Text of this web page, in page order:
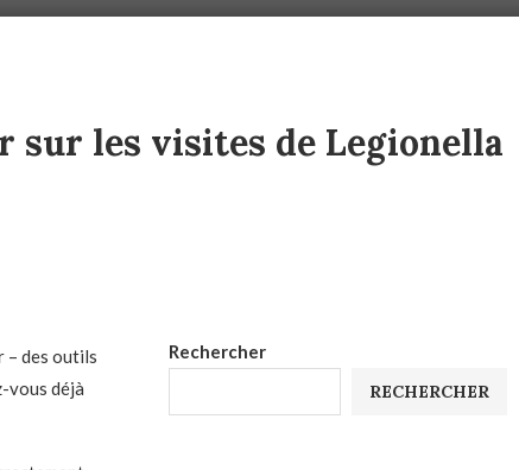
sur les visites de Legionella
– des outils
vous déjà
Rechercher
RECHERCHER